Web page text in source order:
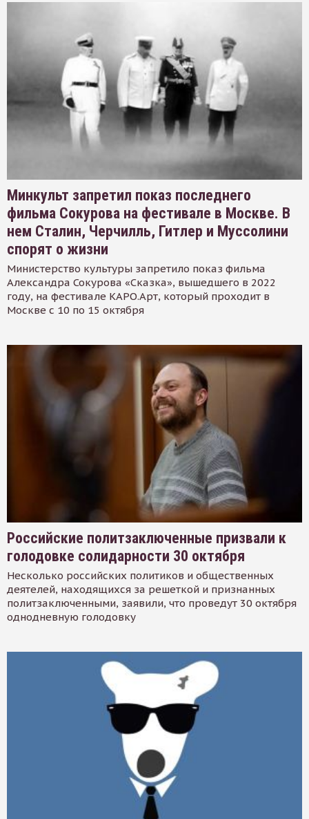
Минкульт запретил показ последнего
фильма Сокурова на фестивале в Москве. В
нем Сталин, Черчилль, Гитлер и Муссолини
спорят о жизни
Министерство культуры запретило показ фильма
Александра Сокурова «Сказка», вышедшего в 2022
году, на фестивале КАРО.Арт, который проходит в
Москве с 10 по 15 октября
Российские политзаключенные призвали к
голодовке солидарности 30 октября
Несколько российских политиков и общественных
деятелей, находящихся за решеткой и признанных
политзаключенными, заявили, что проведут 30 октября
однодневную голодовку